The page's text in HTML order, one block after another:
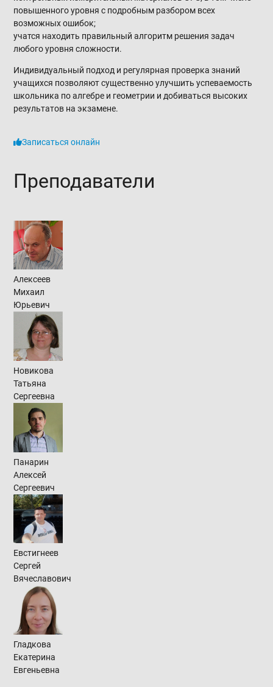
повышенного уровня с подробным разбором всех
возможных ошибок;
учатся находить правильный алгоритм решения задач
любого уровня сложности.
Индивидуальный подход и регулярная проверка знаний
учащихся позволяют существенно улучшить успеваемость
школьника по алгебре и геометрии и добиваться высоких
результатов на экзамене.
Записаться онлайн
Преподаватели
Алексеев
Михаил
Юрьевич
Новикова
Татьяна
Сергеевна
Панарин
Алексей
Сергеевич
Евстигнеев
Сергей
Вячеславович
Гладкова
Екатерина
Евгеньевна